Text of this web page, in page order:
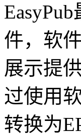
件，软
展示提
过使用
转换为